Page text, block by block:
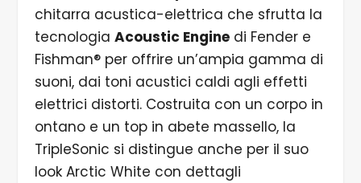
chitarra acustica-elettrica che sfrutta la
tecnologia Acoustic Enginedi Fender e
Fishman® per offrire un’ampia gamma di
suoni, dai toni acustici caldi agli effetti
elettrici distorti. Costruita con un corpo in
ontano e un top in abete massello, la
TripleSonic si distingue anche per il suo
look Arctic White con dettagli